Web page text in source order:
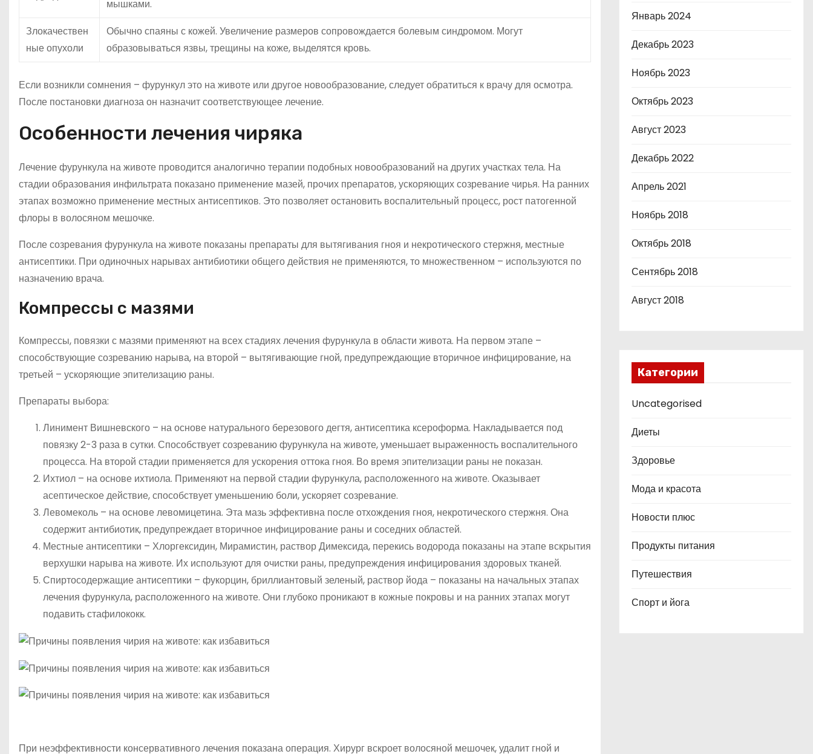
мышками.
Злокачествен
ные опухоли
Обычно спаяны с кожей. Увеличение размеров сопровождается болевым синдромом. Могут
образовываться язвы, трещины на коже, выделятся кровь.
Если возникли сомнения – фурункул это на животе или другое новообразование, следует обратиться к врачу для осмотра.
После постановки диагноза он назначит соответствующее лечение.
Особенности лечения чиряка
Лечение фурункула на животе проводится аналогично терапии подобных новообразований на других участках тела. На
стадии образования инфильтрата показано применение мазей, прочих препаратов, ускоряющих созревание чирья. На ранних
этапах возможно применение местных антисептиков. Это позволяет остановить воспалительный процесс, рост патогенной
флоры в волосяном мешочке.
После созревания фурункула на животе показаны препараты для вытягивания гноя и некротического стержня, местные
антисептики. При одиночных нарывах антибиотики общего действия не применяются, то множественном – используются по
назначению врача.
Компрессы с мазями
Компрессы, повязки с мазями применяют на всех стадиях лечения фурункула в области живота. На первом этапе –
способствующие созреванию нарыва, на второй – вытягивающие гной, предупреждающие вторичное инфицирование, на
третьей – ускоряющие эпителизацию раны.
Препараты выбора:
Линимент Вишневского – на основе натурального березового дегтя, антисептика ксероформа. Накладывается под
повязку 2-3 раза в сутки. Способствует созреванию фурункула на животе, уменьшает выраженность воспалительного
процесса. На второй стадии применяется для ускорения оттока гноя. Во время эпителизации раны не показан.
Ихтиол – на основе ихтиола. Применяют на первой стадии фурункула, расположенного на животе. Оказывает
асептическое действие, способствует уменьшению боли, ускоряет созревание.
Левомеколь – на основе левомицетина. Эта мазь эффективна после отхождения гноя, некротического стержня. Она
содержит антибиотик, предупреждает вторичное инфицирование раны и соседних областей.
Местные антисептики – Хлоргексидин, Мирамистин, раствор Димексида, перекись водорода показаны на этапе вскрытия
верхушки нарыва на животе. Их используют для очистки раны, предупреждения инфицирования здоровых тканей.
Спиртосодержащие антисептики – фукорцин, бриллиантовый зеленый, раствор йода – показаны на начальных этапах
лечения фурункула, расположенного на животе. Они глубоко проникают в кожные покровы и на ранних этапах могут
подавить стафилококк.
При неэффективности консервативного лечения показана операция. Хирург вскроет волосяной мешочек, удалит гной и
Январь 2024
Декабрь 2023
Ноябрь 2023
Октябрь 2023
Август 2023
Декабрь 2022
Апрель 2021
Ноябрь 2018
Октябрь 2018
Сентябрь 2018
Август 2018
Категории
Uncategorised
Диеты
Здоровье
Мода и красота
Новости плюс
Продукты питания
Путешествия
Спорт и йога